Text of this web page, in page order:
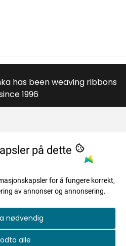
has been weaving ribbons
1996
nyheter og tilbud!
på dette
for å fungere korrekt,
av annonser og annonsering.
nødvendig
alle